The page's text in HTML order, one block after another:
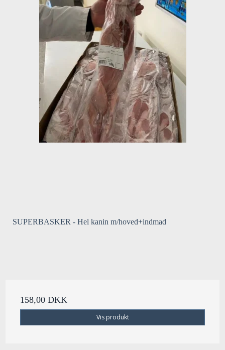
SUPERBASKER - Hel kanin m/hoved+indmad
158,00 DKK
Vis produkt